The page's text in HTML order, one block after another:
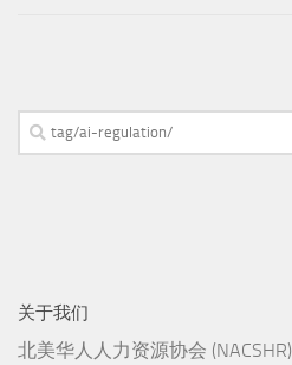
搜
索：
关于我们
北美华人人力资源协会 (NACSHR)